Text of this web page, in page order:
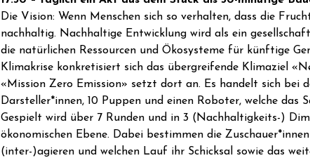
Die Vision: Wenn Menschen sich so verhalten, dass die
nachhaltig. Nachhaltige Entwicklung wird als ein
die natürlichen Ressourcen und Ökosysteme für künftige
Klimakrise konkretisiert sich das übergreifende Klimaziel
«Mission Zero Emission» setzt dort an. Es handelt sich
Darsteller*innen, 10 Puppen und einen Roboter, welche
Gespielt wird über 7 Runden und in 3 (Nachhaltigkeits-)
ökonomischen Ebene. Dabei bestimmen die
(inter-)agieren und welchen Lauf ihr Schicksal sowie das